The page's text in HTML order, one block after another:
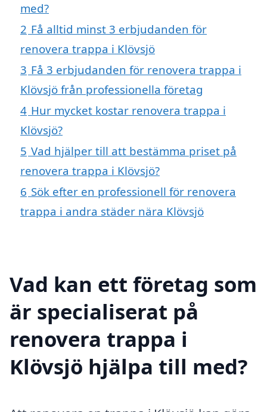
med?
2 Få alltid minst 3 erbjudanden för
renovera trappa i Klövsjö
3 Få 3 erbjudanden för renovera trappa i
Klövsjö från professionella företag
4 Hur mycket kostar renovera trappa i
Klövsjö?
5 Vad hjälper till att bestämma priset på
renovera trappa i Klövsjö?
6 Sök efter en professionell för renovera
trappa i andra städer nära Klövsjö
Vad kan ett företag som
är specialiserat på
renovera trappa i
Klövsjö hjälpa till med?